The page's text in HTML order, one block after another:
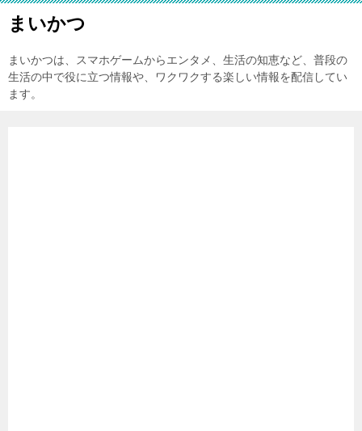
まいかつ
まいかつは、スマホゲームからエンタメ、生活の知恵など、普段の
生活の中で役に立つ情報や、ワクワクする楽しい情報を配信してい
ます。